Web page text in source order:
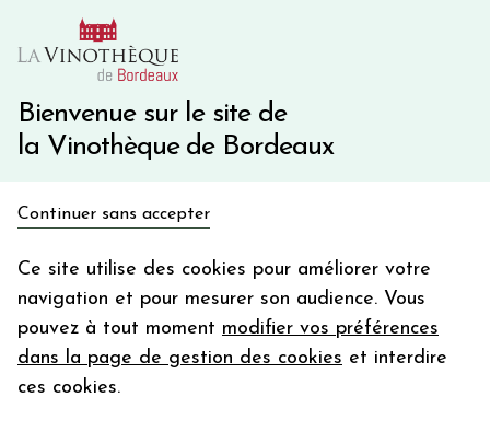
Bienvenue sur le site de
la Vinothèque de Bordeaux
Continuer sans accepter
Ce site utilise des cookies pour améliorer votre
navigation et pour mesurer son audience. Vous
pouvez à tout moment modifier vos préférences
dans la page de gestion des cookies et interdire
ces cookies.
10€ de remise immédiate sur votre première commande
Une question ?
en bon d'achat
Votre
email
En m’abonnant, j’accepte de recevoir la newsletter de la